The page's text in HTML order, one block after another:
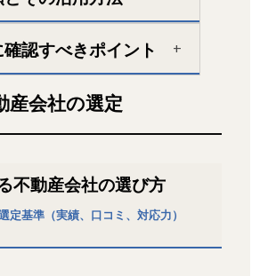
認すべきポイント
産会社の選定
不動産会社の選び方
定基準（実績、口コミ、対応力）